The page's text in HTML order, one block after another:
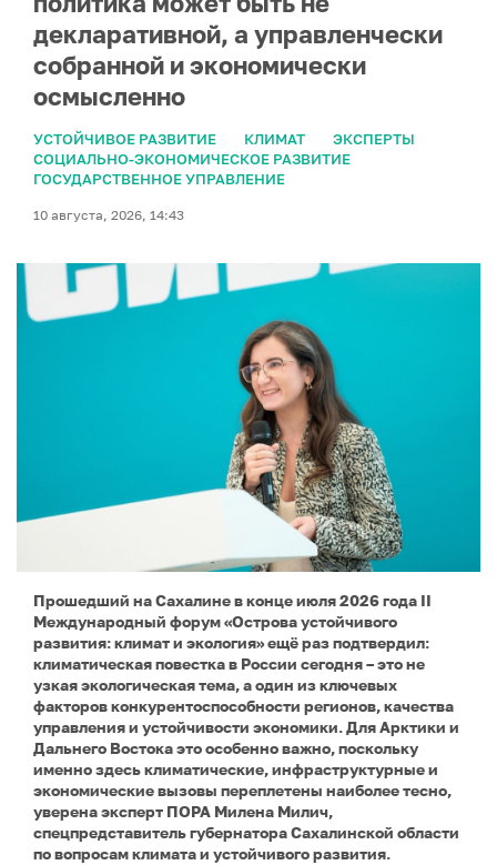
декларативной, а управленчески
собранной и экономически
осмысленно
УСТОЙЧИВОЕ РАЗВИТИЕ КЛИМАТ
ЭКСПЕРТЫ
СОЦИАЛЬНО-ЭКОНОМИЧЕСКОЕ РАЗВИТИЕ
ГОСУДАРСТВЕННОЕ УПРАВЛЕНИЕ
10 августа, 2026, 14:43
Прошедший на Сахалине в конце июля 2026 года II
Международный форум «Острова устойчивого
развития: климат и экология» ещё раз подтвердил:
климатическая повестка в России сегодня – это не
узкая экологическая тема, а один из ключевых
факторов конкурентоспособности регионов, качества
управления и устойчивости экономики. Для Арктики и
Дальнего Востока это особенно важно, поскольку
именно здесь климатические, инфраструктурные и
экономические вызовы переплетены наиболее тесно,
уверена эксперт ПОРА Милена Милич,
спецпредставитель губернатора Сахалинской области
по вопросам климата и устойчивого развития.